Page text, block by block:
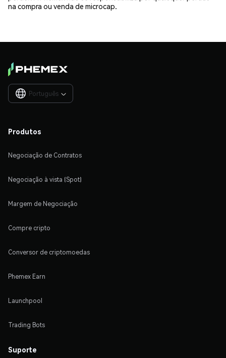
na compra ou venda de microcap.
Português 
Produtos
Negociação de Contratos
Negociação à vista (Spot)
Margem de Negociação
Compre cripto
Conversor de criptomoedas
Phemex Earn
Launchpool
Trading Bots
Suporte